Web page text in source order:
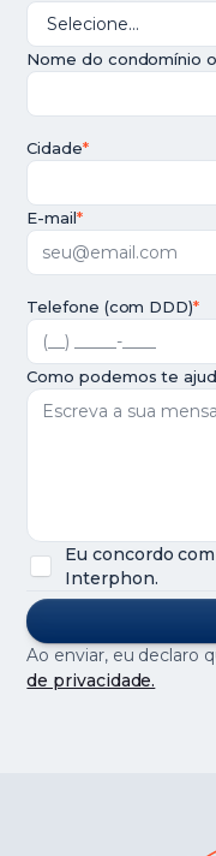
Nome do condomínio
Cidade*
E-mail*
Telefone (com DDD)*
Como podemos te
Eu concordo
Interphon.
Ao enviar, eu declaro
de privacidade.